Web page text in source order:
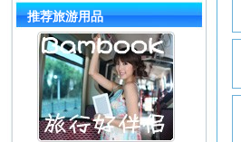
推荐旅游用品